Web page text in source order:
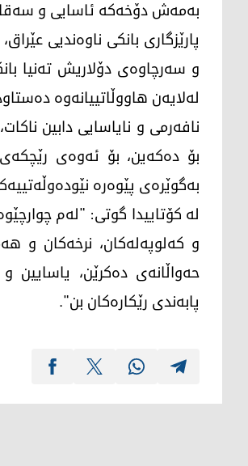
بەمەش دۆخەکە ئاسایی و
پارێزگاری بانکی ناوەندیی
و سەرچاوەی دۆلاریش تەنیا
لەلایەن هاووڵاتییانەوە
نافەرمی و نایاسایی دابین
بۆ دەکەین، بۆ ئەوەی
بەگوێرەی پێوەرە
لە کۆتاییدا گوتی: "لەم
و کەلوپەلەکان، نرخەکان و
حەواڵانەی دەکرێن، یاسایین و
پابەندی رێکارەکان بن".